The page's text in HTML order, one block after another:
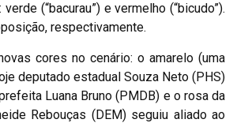
(“bacurau”) e vermelho (“bicudo”).
respectivamente.
cores no cenário: o amarelo (uma
deputado estadual Souza Neto (PHS)
Luana Bruno (PMDB) e o rosa da
Rebouças (DEM) seguiu aliado ao